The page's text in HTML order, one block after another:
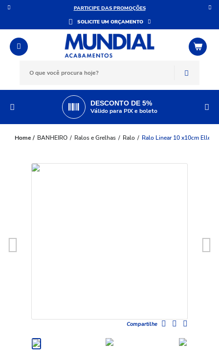
DÚVIDAS?
SOLICITE UM ORÇAMENTO
DESCONTO DE 5%
Válido para PIX e boleto
BANHEIRO Ralos e Grelhas Ralo Ralo Linear 10 x10cm Elleve
Compartilhe